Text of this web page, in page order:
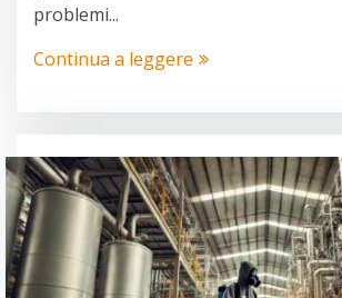
problemi...
Continua a leggere